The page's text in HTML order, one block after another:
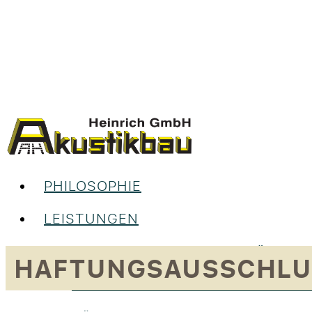
PHILOSOPHIE
LEISTUNGEN
UNSERE LEISTUNGEN IM
RAUMGESTALTUNG &